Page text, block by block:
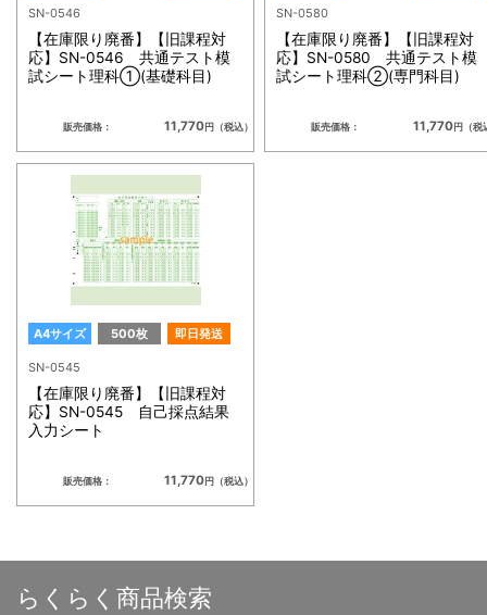
SN-0546
【在庫限り廃番】【旧課程対
応】SN-0546 共通テスト模
試シート理科①(基礎科目)
販売価格： 11,770円（税込）
SN-0580
【在庫限り廃番】【旧課程対
応】SN-0580 共通テスト模
試シート理科②(専門科目)
販売価格： 11,770円（税
A4サイズ 500枚 即日発送
SN-0545
【在庫限り廃番】【旧課程対
応】SN-0545 自己採点結果
入力シート
販売価格： 11,770円（税込）
らくらく商品検索